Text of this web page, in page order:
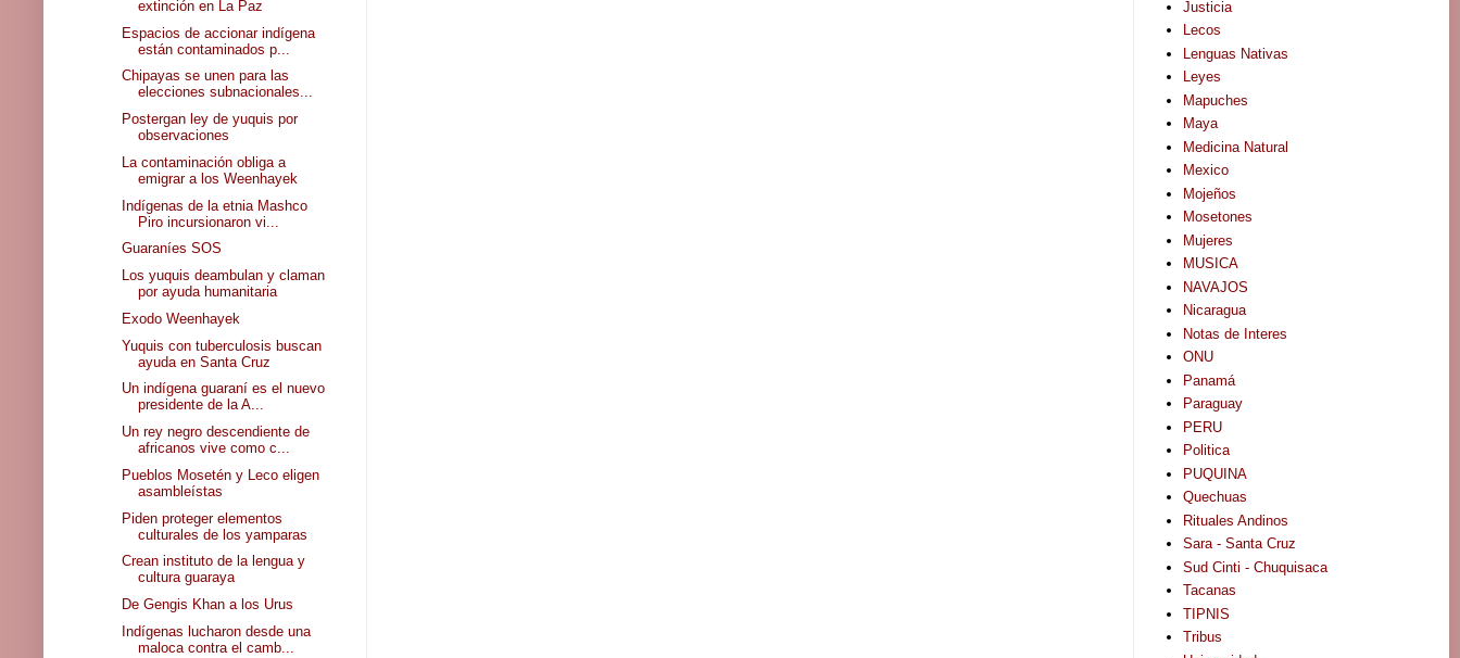
extinción en La Paz
Espacios de accionar indígena
están contaminados p...
Chipayas se unen para las
elecciones subnacionales...
Postergan ley de yuquis por
observaciones
La contaminación obliga a
emigrar a los Weenhayek
Indígenas de la etnia Mashco
Piro incursionaron vi...
Guaraníes SOS
Los yuquis deambulan y claman
por ayuda humanitaria
Exodo Weenhayek
Yuquis con tuberculosis buscan
ayuda en Santa Cruz
Un indígena guaraní es el nuevo
presidente de la A...
Un rey negro descendiente de
africanos vive como c...
Pueblos Mosetén y Leco eligen
asambleístas
Piden proteger elementos
culturales de los yamparas
Crean instituto de la lengua y
cultura guaraya
De Gengis Khan a los Urus
Indígenas lucharon desde una
maloca contra el camb...
Justicia
Lecos
Lenguas Nativas
Leyes
Mapuches
Maya
Medicina Natural
Mexico
Mojeños
Mosetones
Mujeres
MUSICA
NAVAJOS
Nicaragua
Notas de Interes
ONU
Panamá
Paraguay
PERU
Politica
PUQUINA
Quechuas
Rituales Andinos
Sara - Santa Cruz
Sud Cinti - Chuquisaca
Tacanas
TIPNIS
Tribus